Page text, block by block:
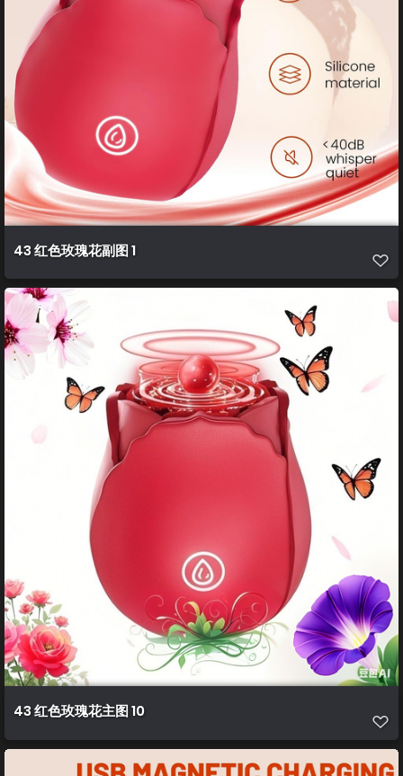
43 红色玫瑰花副图 1
43 红色玫瑰花主图 10